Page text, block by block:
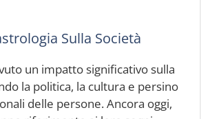
Sulla Società
un impatto significativo sulla
la politica, la cultura e persino
delle persone. Ancora oggi,